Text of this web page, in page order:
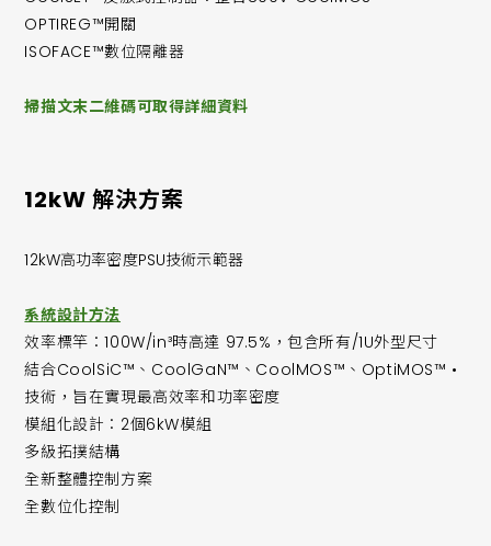
OPTIREG™開關
ISOFACE™數位隔離器
掃描文末二維碼可取得詳細資料
12kW 解決方案
12kW高功率密度PSU技術示範器
系統設計方法
效率標竿：100W/in³時高達 97.5%，包含所有/1U外型尺寸
結合CoolSiC™、CoolGaN™、CoolMOS™、OptiMOS™ •
技術，旨在實現最高效率和功率密度
模組化設計：2個6kW模組
多級拓撲結構
全新整體控制方案
全數位化控制